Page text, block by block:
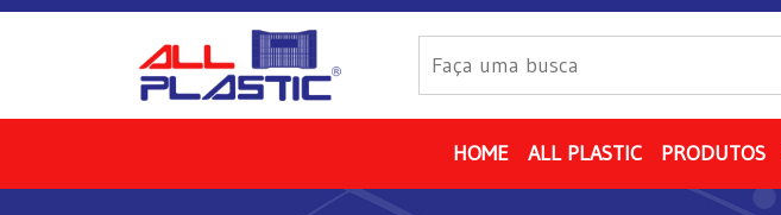
HOME ALL PLASTIC PRODUTOS